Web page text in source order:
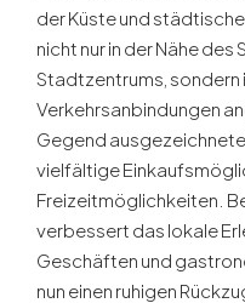
der Küste und
nicht nur in der Nähe des
Stadtzentrums, sondern
Verkehrsanbindungen
Gegend
vielfältige
Freizeitmöglichkeiten.
verbessert das lokale
Geschäften und
nun einen ruhigen